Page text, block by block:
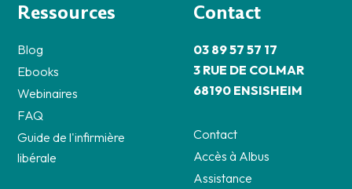
Ressources
Blog
Ebooks
Webinaires
FAQ
Guide de l'infirmière
libérale
Contact
03 89 57 57 17
3 RUE DE COLMAR
68190 ENSISHEIM
Contact
Accès à Albus
Assistance